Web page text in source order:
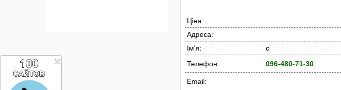
Ціна:
Адреса:
Ім'я:
о
Телефон:
096-480-71-30
Email: